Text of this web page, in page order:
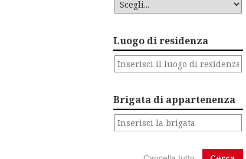
Luogo di residenza
Brigata di appartenenza